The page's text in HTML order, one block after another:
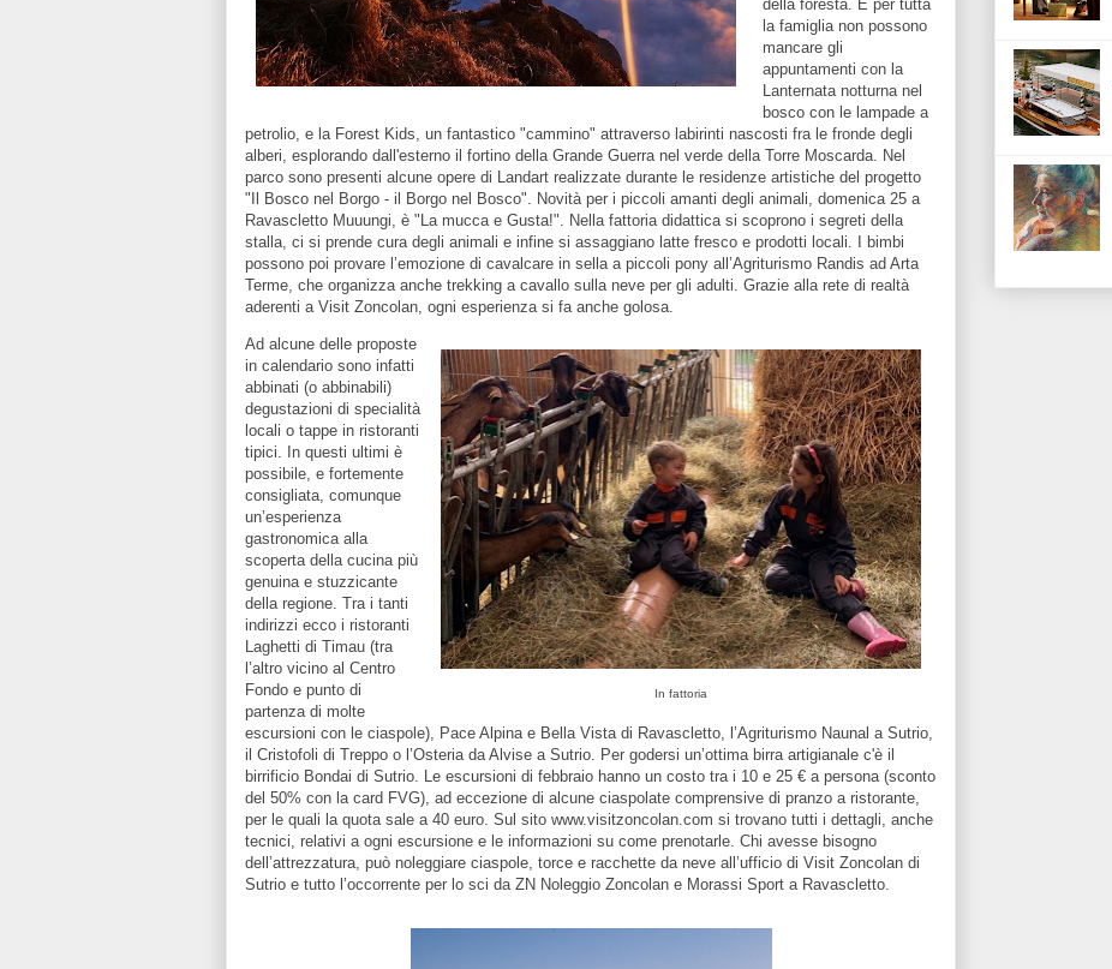
della foresta. E per tutta
la famiglia non possono
mancare gli
appuntamenti con la
Lanternata notturna nel
bosco con le lampade a
petrolio, e la Forest Kids, un fantastico "cammino" attraverso labirinti nascosti fra le fronde degli
alberi, esplorando dall'esterno il fortino della Grande Guerra nel verde della Torre Moscarda. Nel
parco sono presenti alcune opere di Landart realizzate durante le residenze artistiche del progetto
"Il Bosco nel Borgo - il Borgo nel Bosco". Novità per i piccoli amanti degli animali, domenica 25 a
Ravascletto Muuungi, è "La mucca e Gusta!". Nella fattoria didattica si scoprono i segreti della
stalla, ci si prende cura degli animali e infine si assaggiano latte fresco e prodotti locali. I bimbi
possono poi provare l’emozione di cavalcare in sella a piccoli pony all’Agriturismo Randis ad Arta
Terme, che organizza anche trekking a cavallo sulla neve per gli adulti. Grazie alla rete di realtà
aderenti a Visit Zoncolan, ogni esperienza si fa anche golosa.
In fattoria
Ad alcune delle proposte
in calendario sono infatti
abbinati (o abbinabili)
degustazioni di specialità
locali o tappe in ristoranti
tipici. In questi ultimi è
possibile, e fortemente
consigliata, comunque
un’esperienza
gastronomica alla
scoperta della cucina più
genuina e stuzzicante
della regione. Tra i tanti
indirizzi ecco i ristoranti
Laghetti di Timau (tra
l’altro vicino al Centro
Fondo e punto di
partenza di molte
escursioni con le ciaspole), Pace Alpina e Bella Vista di Ravascletto, l’Agriturismo Naunal a Sutrio,
il Cristofoli di Treppo o l’Osteria da Alvise a Sutrio. Per godersi un’ottima birra artigianale c'è il
birrificio Bondai di Sutrio. Le escursioni di febbraio hanno un costo tra i 10 e 25 € a persona (sconto
del 50% con la card FVG), ad eccezione di alcune ciaspolate comprensive di pranzo a ristorante,
per le quali la quota sale a 40 euro. Sul sito www.visitzoncolan.com si trovano tutti i dettagli, anche
tecnici, relativi a ogni escursione e le informazioni su come prenotarle. Chi avesse bisogno
dell’attrezzatura, può noleggiare ciaspole, torce e racchette da neve all’ufficio di Visit Zoncolan di
Sutrio e tutto l’occorrente per lo sci da ZN Noleggio Zoncolan e Morassi Sport a Ravascletto.